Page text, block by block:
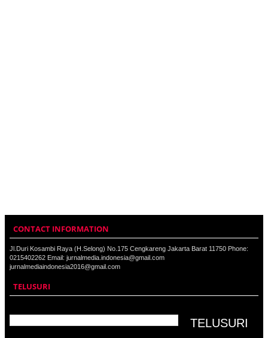
CONTACT INFORMATION
Jl.Duri Kosambi Raya (H.Selong) No.175 Cengkareng Jakarta Barat 11750 Phone:
0215402262 Email: jurnalmedia.indonesia@gmail.com
jurnalmediaindonesia2016@gmail.com
TELUSURI